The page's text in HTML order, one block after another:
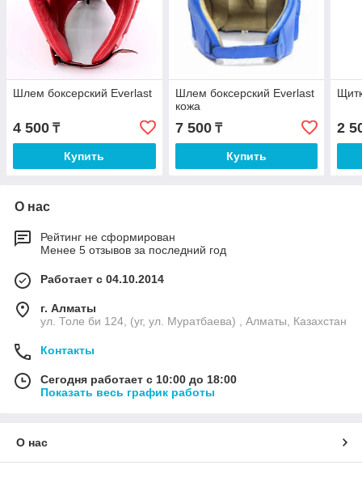
Шлем боксерский Everlast
4 500 ₸
Купить
Шлем боксерский Everlast
кожа
7 500₸
Купить
2
О нас
Рейтинг не сформирован
Менее 5 отзывов за последний год
Работает с 04.10.2014
г. Алматы
ул. Толе би 124, (уг, ул. Муратбаева) , Алматы, Казахстан
Контакты
Сегодня работает с 10:00 до 18:00
Показать весь график работы
О нас